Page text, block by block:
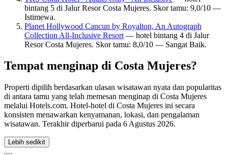
bintang 5 di Jalur Resor Costa Mujeres. Skor tamu: 9,0/10 —
Istimewa.
Planet Hollywood Cancun by Royalton, An Autograph
Collection All-Inclusive Resort — hotel bintang 4 di Jalur
Resor Costa Mujeres. Skor tamu: 8,0/10 — Sangat Baik.
Tempat menginap di Costa Mujeres?
Properti dipilih berdasarkan ulasan wisatawan nyata dan popularitas
di antara tamu yang telah memesan menginap di Costa Mujeres
melalui Hotels.com. Hotel-hotel di Costa Mujeres ini secara
konsisten menawarkan kenyamanan, lokasi, dan pengalaman
wisatawan. Terakhir diperbarui pada 6 Agustus 2026.
Lebih sedikit